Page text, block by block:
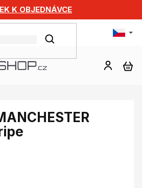
K OBJEDNÁVCE
HLEDAT